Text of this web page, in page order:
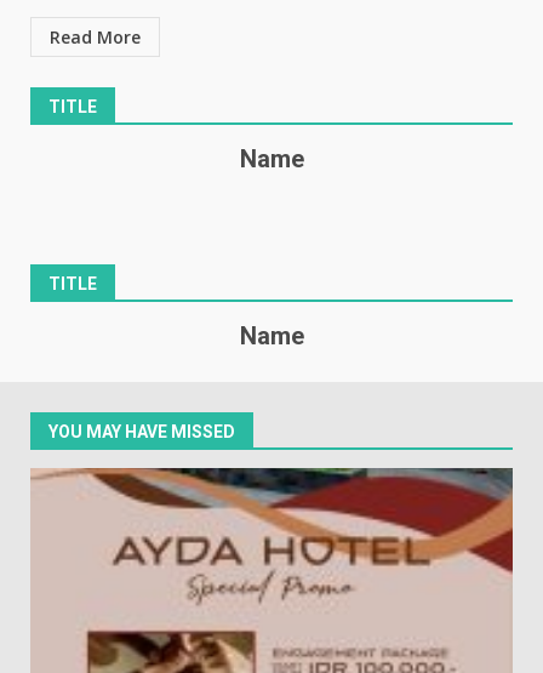
Read More
TITLE
Name
TITLE
Name
YOU MAY HAVE MISSED